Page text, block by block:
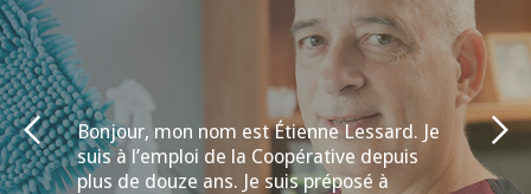
Bonjour, mon nom est Étienne Lessard. Je
suis à l’emploi de la Coopérative depuis
plus de douze ans. Je suis préposé à